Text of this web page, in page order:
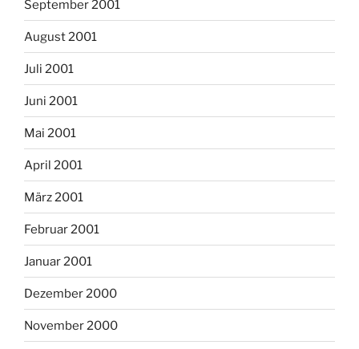
September 2001
August 2001
Juli 2001
Juni 2001
Mai 2001
April 2001
März 2001
Februar 2001
Januar 2001
Dezember 2000
November 2000